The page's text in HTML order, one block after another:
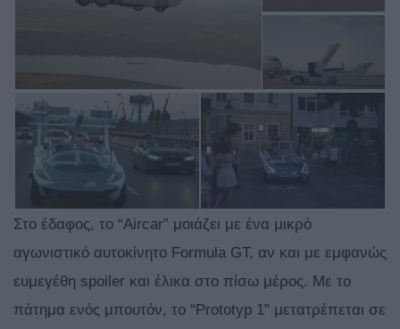
Στο έδαφος, το “Aircar” μοιάζει με ένα μικρό
αγωνιστικό αυτοκίνητο Formula GT, αν και με εμφανώς
ευμεγέθη spoiler και έλικα στο πίσω μέρος. Με το
πάτημα ενός μπουτόν, το “Prototyp 1” μετατρέπεται σε